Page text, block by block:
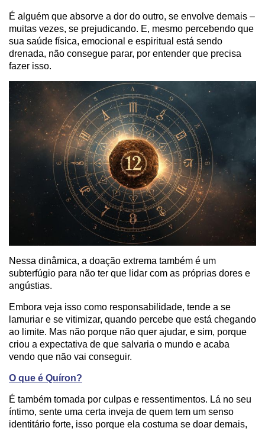
É alguém que absorve a dor do outro, se envolve demais –
muitas vezes, se prejudicando. E, mesmo percebendo que
sua saúde física, emocional e espiritual está sendo
drenada, não consegue parar, por entender que precisa
fazer isso.
Nessa dinâmica, a doação extrema também é um
subterfúgio para não ter que lidar com as próprias dores e
angústias.
Embora veja isso como responsabilidade, tende a se
lamuriar e se vitimizar, quando percebe que está chegando
ao limite. Mas não porque não quer ajudar, e sim, porque
criou a expectativa de que salvaria o mundo e acaba
vendo que não vai conseguir.
O que é Quíron?
É também tomada por culpas e ressentimentos. Lá no seu
íntimo, sente uma certa inveja de quem tem um senso
identitário forte, isso porque ela costuma se doar demais,